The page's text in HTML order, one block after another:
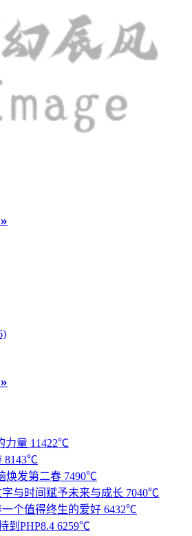
力量 11422℃
8143℃
焕发第二春 7490℃
与时间赋予未来与成长 7040℃
个值得终生的爱好 6432℃
到PHP8.4 6259℃